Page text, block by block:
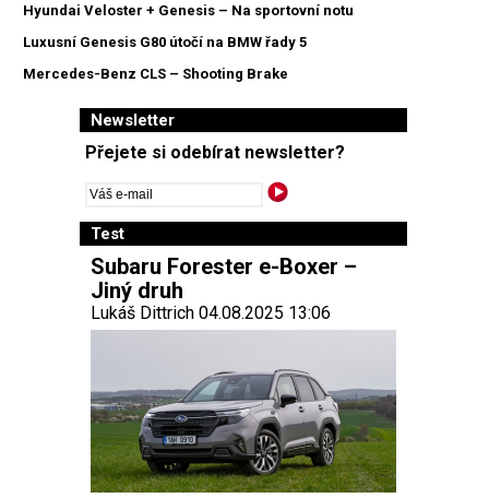
Hyundai Veloster + Genesis – Na sportovní notu
Luxusní Genesis G80 útočí na BMW řady 5
Mercedes-Benz CLS – Shooting Brake
Newsletter
Přejete si odebírat newsletter?
Test
Subaru Forester e-Boxer –
Jiný druh
Lukáš Dittrich 04.08.2025 13:06